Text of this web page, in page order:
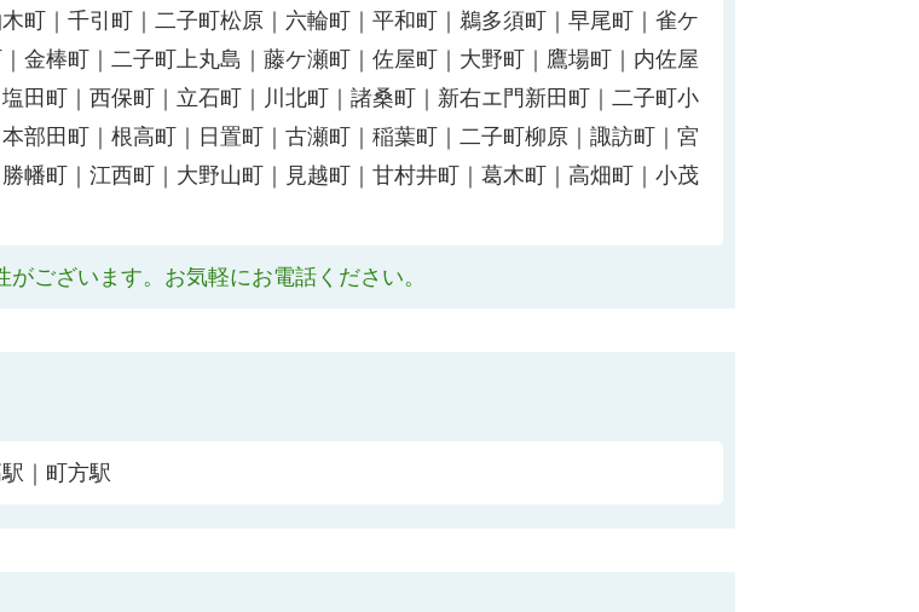
町｜千引町｜二子町松原｜六輪町｜平和町｜鵜多須町｜早尾町｜雀ケ
金棒町｜二子町上丸島｜藤ケ瀬町｜佐屋町｜大野町｜鷹場町｜内佐屋
田町｜西保町｜立石町｜川北町｜諸桑町｜新右エ門新田町｜二子町小
部田町｜根高町｜日置町｜古瀬町｜稲葉町｜二子町柳原｜諏訪町｜宮
幡町｜江西町｜大野山町｜見越町｜甘村井町｜葛木町｜高畑町｜小茂
ございます。お気軽にお電話ください。
｜町方駅